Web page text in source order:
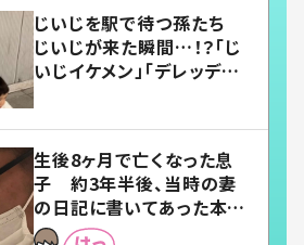
じいじを駅で待つ孫たち
じいじが来た瞬間…！？「じ
いじイケメン」「デレッデレ」
生後8ヶ月で亡くなった息
子 約3年半後、当時の妻
の日記に書いてあった本音
とは